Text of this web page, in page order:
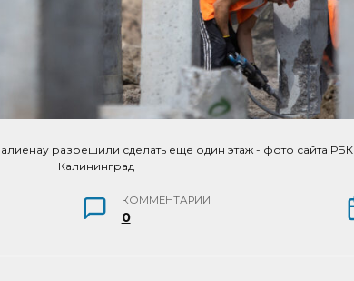
разрешили сделать еще один этаж - фото сайта РБК
Калининград
КОММЕНТАРИИ
0